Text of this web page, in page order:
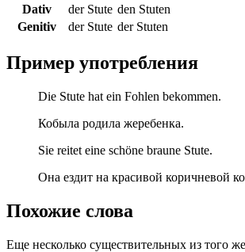
Dativ
der Stute den Stuten
Genitiv
der Stute der Stuten
Пример употребления
Die Stute hat ein Fohlen bekommen.
Кобыла родила жеребенка.
Sie reitet eine schöne braune Stute.
Она ездит на красивой коричневой
Похожие слова
Еще несколько существительных из того